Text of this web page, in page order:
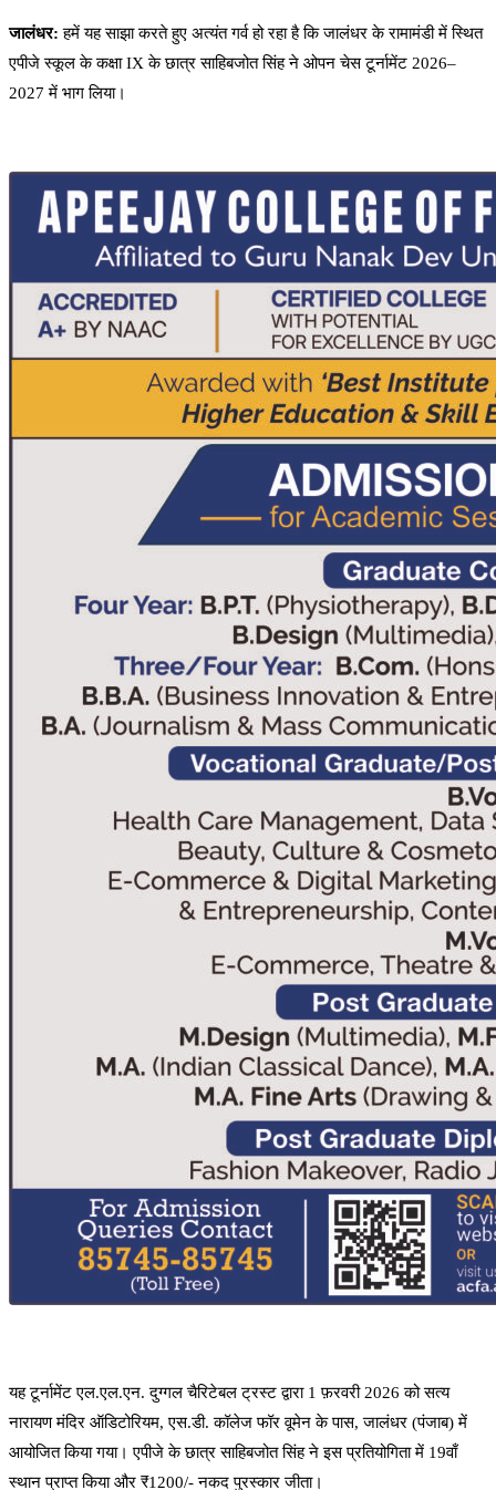
जालंधर: हमें यह साझा करते हुए अत्यंत गर्व हो रहा है कि जालंधर के रामामंडी में स्थित
एपीजे स्कूल के कक्षा IX के छात्र साहिबजोत सिंह ने ओपन चेस टूर्नामेंट 2026–
2027 में भाग लिया।
यह टूर्नामेंट एल.एल.एन. दुग्गल चैरिटेबल ट्रस्ट द्वारा 1 फ़रवरी 2026 को सत्य
नारायण मंदिर ऑडिटोरियम, एस.डी. कॉलेज फॉर वूमेन के पास, जालंधर (पंजाब) में
आयोजित किया गया। एपीजे के छात्र साहिबजोत सिंह ने इस प्रतियोगिता में 19वाँ
स्थान प्राप्त किया और ₹1200/- नकद पुरस्कार जीता।